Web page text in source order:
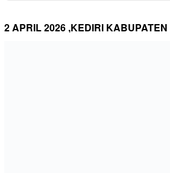
2 APRIL 2026 ,KEDIRI KABUPATEN